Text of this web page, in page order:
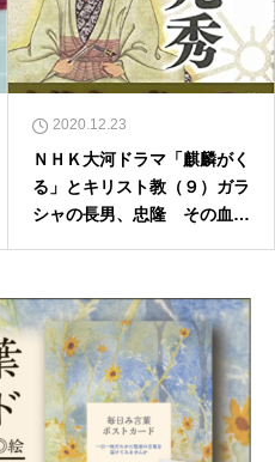
2020.12.23
ＮＨＫ大河ドラマ「麒麟がく
る」とキリスト教（９）ガラ
シャの長男、忠隆 その血は